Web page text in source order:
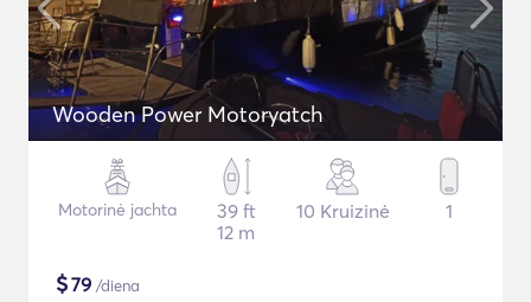
Wooden Power Motoryatch
Motorinė jachta
39 ft
12 m
10 Kruizinė 1
$79 /diena